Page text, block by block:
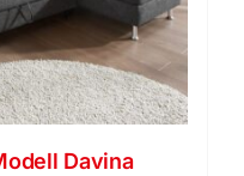
Stuhl
Davina